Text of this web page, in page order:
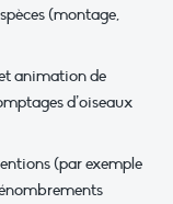
(montage,
animation de
d’oiseaux
(par exemple